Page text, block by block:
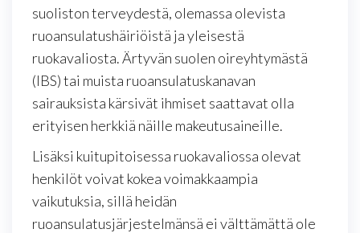
suoliston terveydestä, olemassa olevista
ruoansulatushäiriöistä ja yleisestä
ruokavaliosta. Ärtyvän suolen oireyhtymästä
(IBS) tai muista ruoansulatuskanavan
sairauksista kärsivät ihmiset saattavat olla
erityisen herkkiä näille makeutusaineille.
Lisäksi kuitupitoisessa ruokavaliossa olevat
henkilöt voivat kokea voimakkaampia
vaikutuksia, sillä heidän
ruoansulatusjärjestelmänsä ei välttämättä ole